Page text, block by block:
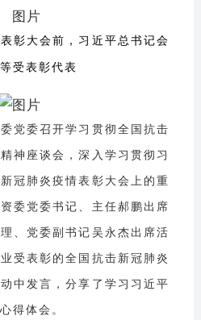
彰大会前， 习近平总书记会
受表彰代表
党委召开学习贯彻全国抗击
神座谈会，深入学习贯彻习
冠肺炎疫情表彰大会上的重
委党委书记、主任郝鹏出席
、党委副书记吴永杰出席活
受表彰的全国抗击新冠肺炎
中发言，分享了学习习近平
得体会。